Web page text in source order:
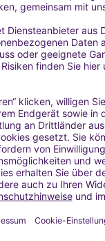
Blechdose für
(Modell
Blechdose
1,17